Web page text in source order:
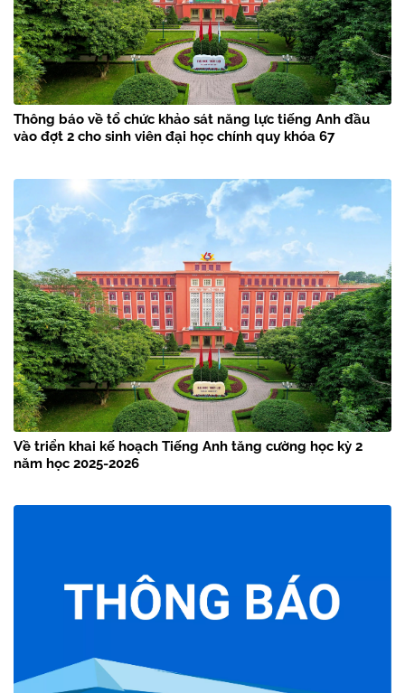
Thông báo về tổ chức khảo sát năng lực tiếng Anh đầu
vào đợt 2 cho sinh viên đại học chính quy khóa 67
Về triển khai kế hoạch Tiếng Anh tăng cường học kỳ 2
năm học 2025-2026